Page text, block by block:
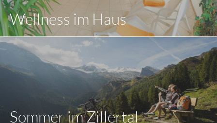
Wellness im Haus
Sommer im Zillertal